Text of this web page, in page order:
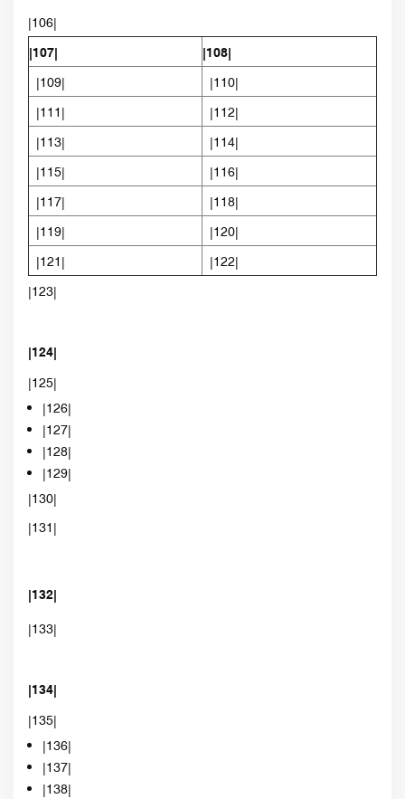
|106|
|107| |108|
|109| |110|
|111| |112|
|113| |114|
|115| |116|
|117| |118|
|119| |120|
|121| |122|
|123|
|124|
|125|
|126|
|127|
|128|
|129|
|130|
|131|
|132|
|133|
|134|
|135|
|136|
|137|
|138|